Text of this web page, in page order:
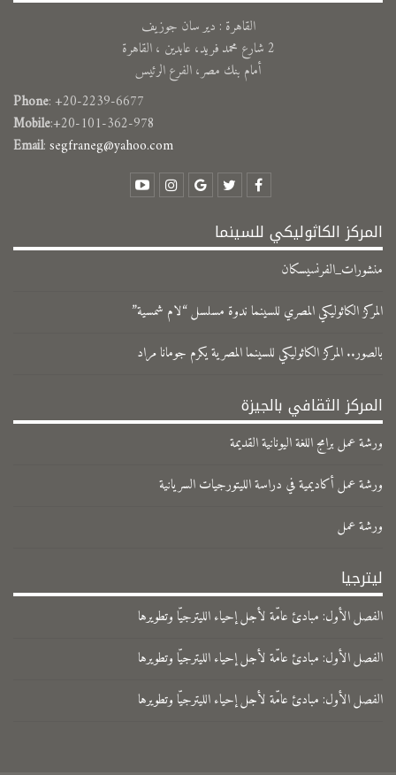
القاهرة : دير سان جوزيف
2 شارع محمد فريد، عابدين ، القاهرة
أمام بنك مصر، الفرع الرئيس
Phone: +20-2239-6677
Mobile:+20-101-362-978
Email:segfraneg@yahoo.com
المركز الكاثوليكي للسينما
منشورات_الفرنسيسكان
المركز الكاثوليكي المصري للسينما ندوة مسلسل “لام شمسية”
بالصور.. المركز الكاثوليكي للسينما المصرية يكرم جومانا مراد
المركز الثقافي بالجيزة
ورشة عمل برامج اللغة اليونانية القديمة
ورشة عمل أكاديمية في دراسة الليتورجيات السريانية
ورشة عمل
ليترجيا
الفصل الأول: مبادئ عامّة لأجل إحياء الليترجيّا وتطويرها
الفصل الأول: مبادئ عامّة لأجل إحياء الليترجيّا وتطويرها
الفصل الأول: مبادئ عامّة لأجل إحياء الليترجيّا وتطويرها